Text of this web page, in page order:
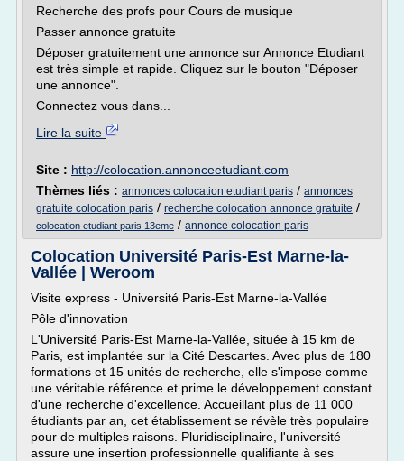
Recherche des profs pour Cours de musique
Passer annonce gratuite
Déposer gratuitement une annonce sur Annonce Etudiant
est très simple et rapide. Cliquez sur le bouton "Déposer
une annonce".
Connectez vous dans...
Lire la suite
Site : http://colocation.annonceetudiant.com
Thèmes liés : annonces colocation etudiant paris / annonces
gratuite colocation paris / recherche colocation annonce gratuite /
colocation etudiant paris 13eme / annonce colocation paris
Colocation Université Paris-Est Marne-la-
Vallée | Weroom
Visite express - Université Paris-Est Marne-la-Vallée
Pôle d'innovation
L'Université Paris-Est Marne-la-Vallée, située à 15 km de
Paris, est implantée sur la Cité Descartes. Avec plus de 180
formations et 15 unités de recherche, elle s'impose comme
une véritable référence et prime le développement constant
d'une recherche d'excellence. Accueillant plus de 11 000
étudiants par an, cet établissement se révèle très populaire
pour de multiples raisons. Pluridisciplinaire, l'université
assure une insertion professionnelle qualifiante à ses